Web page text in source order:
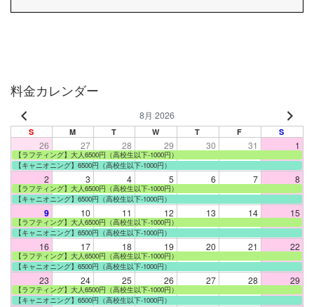
料金カレンダー
8月 2026
S M T W T F S
26 27 28 29 30 31 1
【ラフティング】大人6500円（高校生以下-1000円）
【キャニオニング】6500円（高校生以下-1000円）
2 3 4 5 6 7 8
【ラフティング】大人6500円（高校生以下-1000円）
【キャニオニング】6500円（高校生以下-1000円）
9 10 11 12 13 14 15
【ラフティング】大人6500円（高校生以下-1000円）
【キャニオニング】6500円（高校生以下-1000円）
16 17 18 19 20 21 22
【ラフティング】大人6500円（高校生以下-1000円）
【キャニオニング】6500円（高校生以下-1000円）
23 24 25 26 27 28 29
【ラフティング】大人6500円（高校生以下-1000円）
【キャニオニング】6500円（高校生以下-1000円）